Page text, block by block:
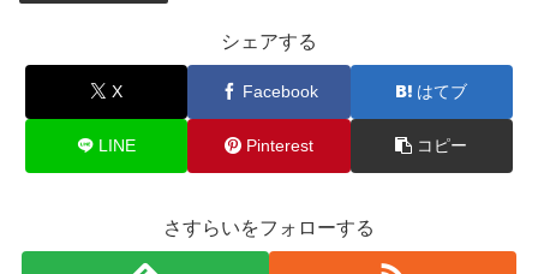
シェアする
X Facebook はてブ
LINE Pinterest コピー
さすらいをフォローする